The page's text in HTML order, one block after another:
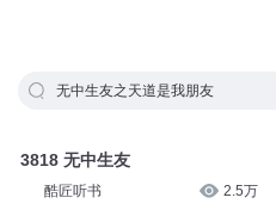
无中生友之天道是我朋友
3818 无中生友
酷匠听书 2.5万